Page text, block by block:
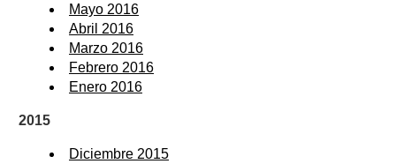
Mayo 2016
Abril 2016
Marzo 2016
Febrero 2016
Enero 2016
2015
Diciembre 2015